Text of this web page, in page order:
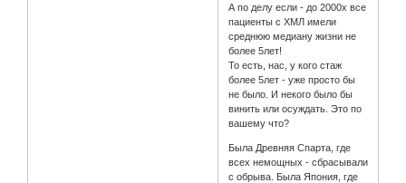
А по делу если - до 2000х все
пациенты с ХМЛ имели
среднюю медиану жизни не
более 5лет!
То есть, нас, у кого стаж
более 5лет - уже просто бы
не было. И некого было бы
винить или осуждать. Это по
вашему что?
Была Древняя Спарта, где
всех немощных - сбрасывали
с обрыва. Была Япония, где